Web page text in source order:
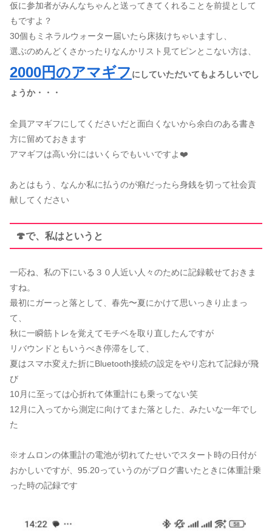
仮に参加者がみんなちゃんと送ってきてくれることを前提として
もですよ？
30個もミネラルウォーター届いたら床抜けちゃいますし、
選ぶのめんどくさかったりなんかリスト見てピンとこない方は、
2000円のアマギフ にしていただいてもよろしいでし
ょうか・・・
全員アマギフにしてくださいだと面白くないから余白のある書き
方に留めておきます
アマギフは高い分にはいくらでもいいですよ❤️
あとはもう、なんか私に払うのが癪だったら身銭を切って社会貢
献してください
🍄で、私はというと
一応ね、私の下にいる３０人近い人々のために記録載せておきま
すね。
最初にガーっと落として、春先〜夏にかけて思いっきり止まっ
て、
秋に一瞬筋トレを覚えてモチベを取り直したんですが
リバウンドともいうべき停滞をして、
夏はスマホ変えた折にBluetooth接続の設定をやり忘れて記録が飛
び
10月に至っては心折れて体重計にも乗ってない笑
12月に入ってから測定に向けてまた落とした、みたいな一年でし
た
※オムロンの体重計の電池が切れてたせいでスタート時の日付が
おかしいですが、95.20っていうのがブログ書いたときに体重計乗
った時の記録です